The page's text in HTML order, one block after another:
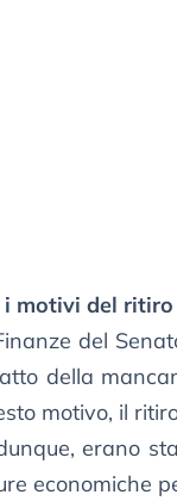
motivi del
del
della
motivo, il
erano
economiche